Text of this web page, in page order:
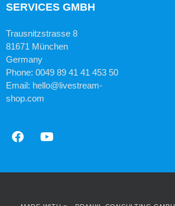
SERVICES GMBH
Trausnitzstrasse 8
81671 München
Germany
Phone: 0049 89 41 41 453 50
Email: hello@livestream-
shop.com